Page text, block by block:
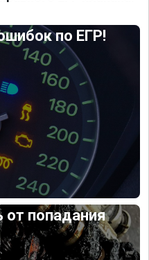
по ЕГР!
от попадания